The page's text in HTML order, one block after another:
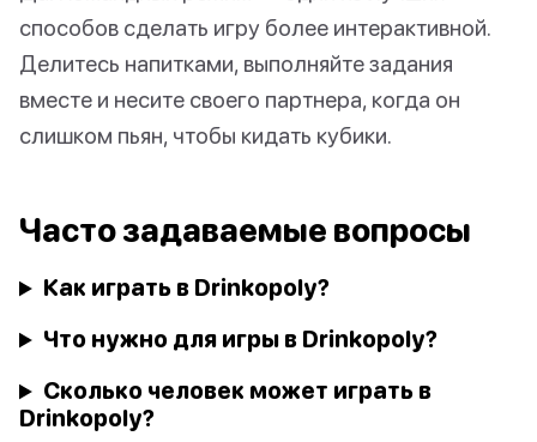
способов сделать игру более интерактивной.
Делитесь напитками, выполняйте задания
вместе и несите своего партнера, когда он
слишком пьян, чтобы кидать кубики.
Часто задаваемые вопросы
Как играть в Drinkopoly?
Что нужно для игры в Drinkopoly?
Сколько человек может играть в
Drinkopoly?